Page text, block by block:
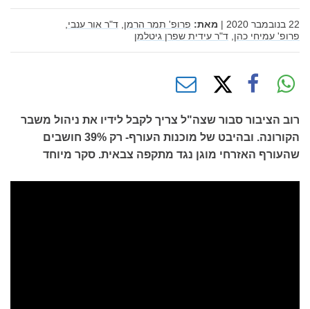
22 בנובמבר 2020 | מאת: פרופ' תמר הרמן, ד"ר אור ענבי,
פרופ' עמיחי כהן, ד"ר עידית שפרן גיטלמן
רוב הציבור סבור שצה"ל צריך לקבל לידיו את ניהול משבר
הקורונה. ובהיבט של מוכנות העורף- רק 39% חושבים
שהעורף האזרחי מוגן נגד מתקפה צבאית. סקר מיוחד